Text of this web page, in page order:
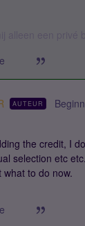
AUTEUR
the credit, I
selection etc
what to do now.